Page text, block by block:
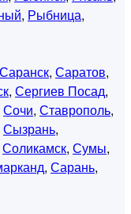
, Рыбница,
Саранск, Саратов,
, Сергиев Посад,
Сочи, Ставрополь,
Сызрань,
Соликамск, Сумы,
, Сарань,